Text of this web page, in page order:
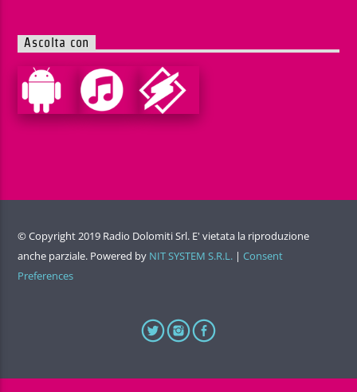
Ascolta con
© Copyright 2019 Radio Dolomiti Srl. E' vietata la riproduzione
anche parziale. Powered by NIT SYSTEM S.R.L. | Consent
Preferences